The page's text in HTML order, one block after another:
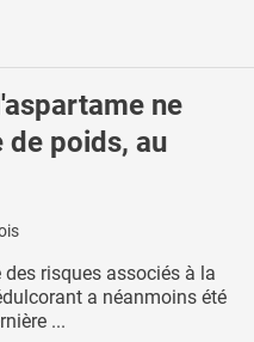
ne
poids, au
risques associés à la
a néanmoins été
...